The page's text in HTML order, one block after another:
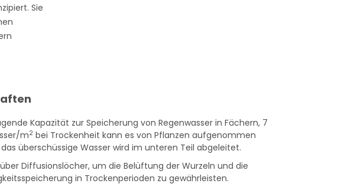
Sie
Kapazität zur Speicherung von Regenwasser in Fächern, 7
m2 bei Trockenheit kann es von Pflanzen aufgenommen
überschüssige Wasser wird im unteren Teil abgeleitet.
Diffusionslöcher, um die Belüftung der Wurzeln und die
in Trockenperioden zu gewährleisten.